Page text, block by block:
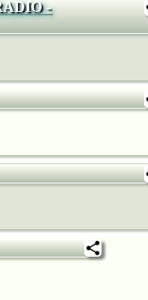
-